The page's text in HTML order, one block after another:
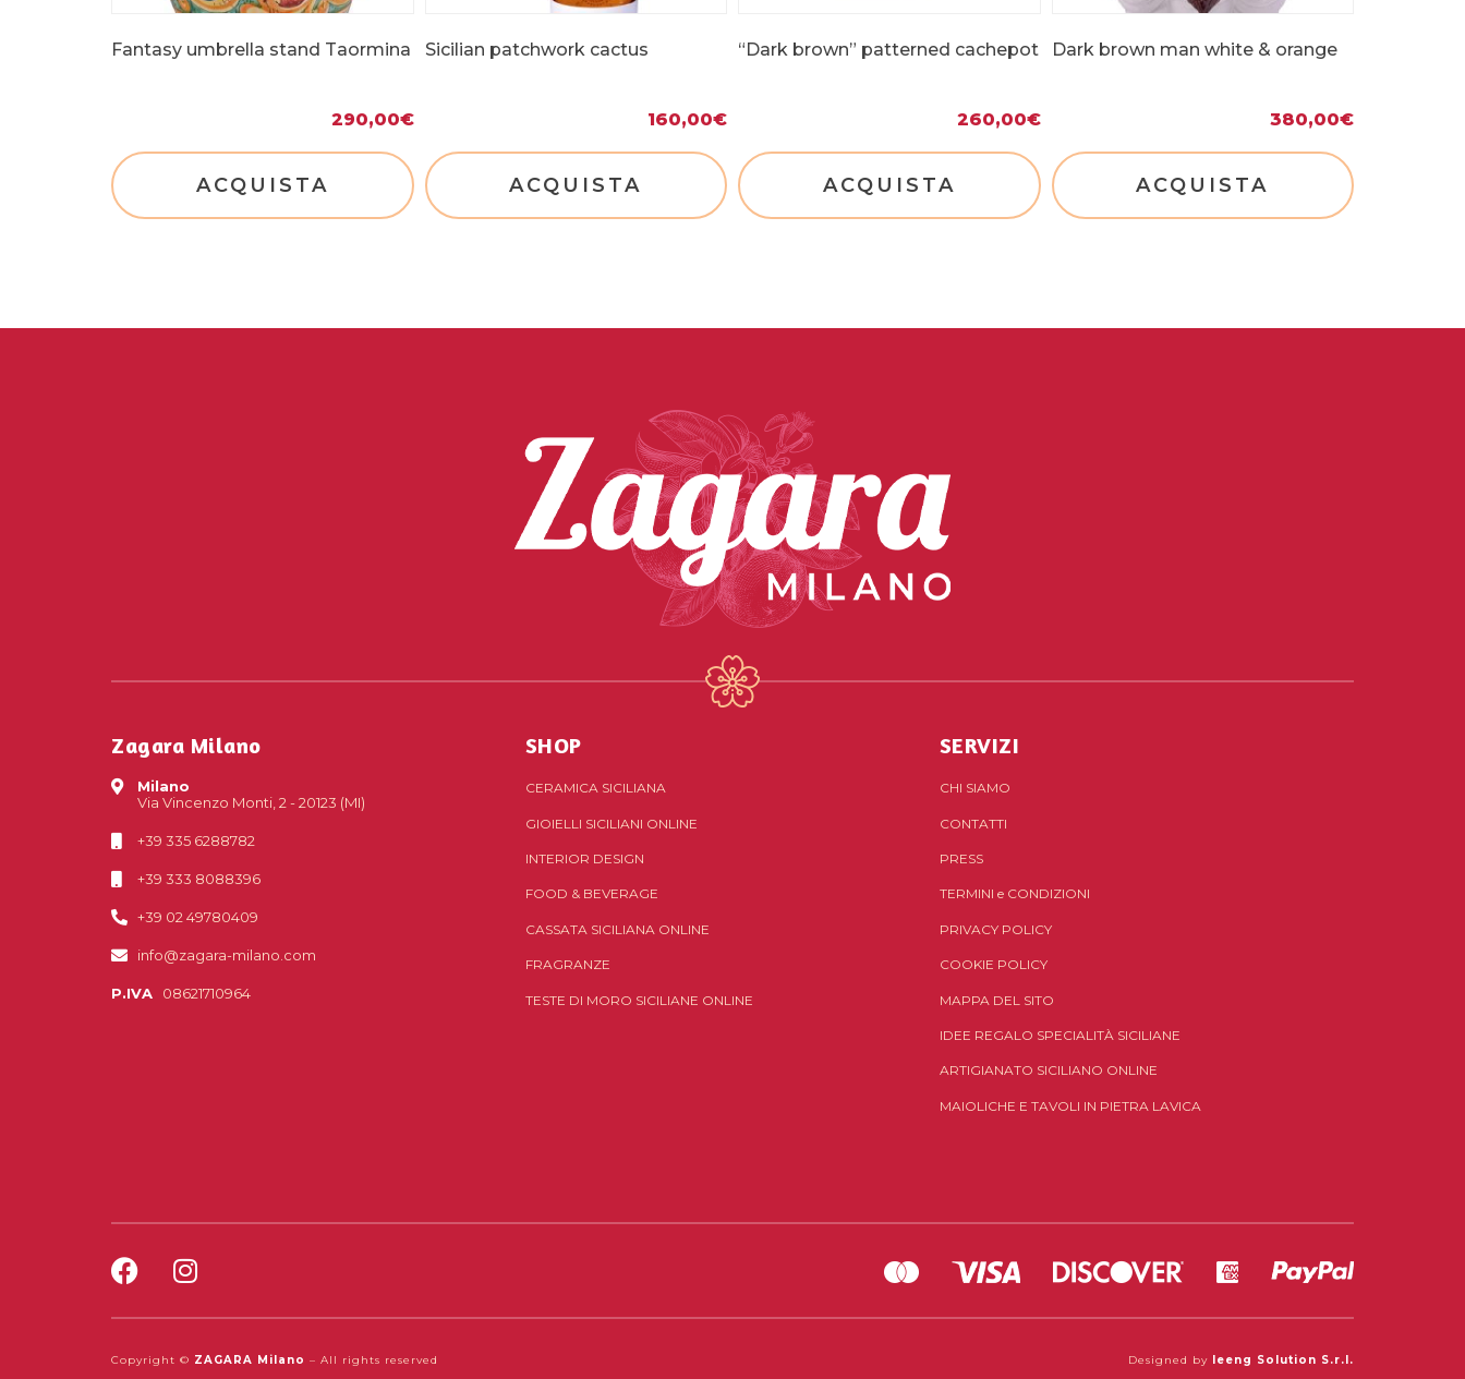
Fantasy umbrella stand Taormina
290,00€
ACQUISTA
Sicilian patchwork cactus
160,00€
ACQUISTA
“Dark brown” patterned cachepot
260,00€
ACQUISTA
Dark brown man white & orange
380,00€
ACQUISTA
Zagara Milano
Milano
Via Vincenzo Monti, 2 - 20123 (MI)
+39 335 6288782
+39 333 8088396
+39 02 49780409
info@zagara-milano.com
P.IVA 08621710964
SHOP
CERAMICA SICILIANA
GIOIELLI SICILIANI ONLINE
INTERIOR DESIGN
FOOD & BEVERAGE
CASSATA SICILIANA ONLINE
FRAGRANZE
TESTE DI MORO SICILIANE ONLINE
SERVIZI
CHI SIAMO
CONTATTI
PRESS
TERMINI eCONDIZIONI
PRIVACY POLICY
COOKIE POLICY
MAPPA DEL SITO
IDEE REGALO SPECIALITÀ SICILIANE
ARTIGIANATO SICILIANO ONLINE
MAIOLICHE E TAVOLI IN PIETRA LAVICA
Copyright © ZAGARA Milano – All rights reserved Designed by Ieeng Solution S.r.l.